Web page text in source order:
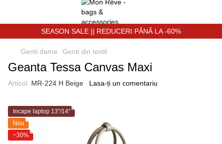
SEASON SALE || REDUCERI PÂNĂ LA -60%
Genti dame Genti din textil
Geanta Tessa Canvas Maxi
Articol: MR-224 H Beige Lasa-ți un comentariu
Incape laptop 13''/14''
Nou
−30%